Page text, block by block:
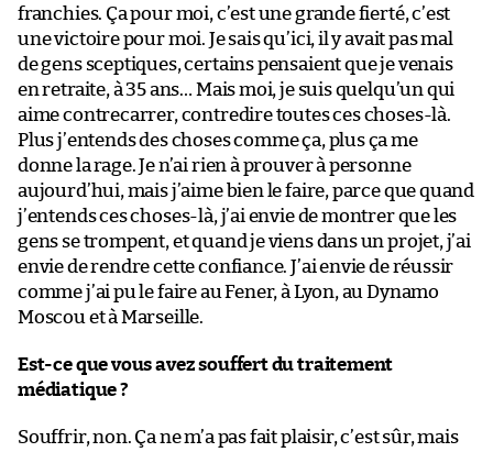
franchies. Ça pour moi, c’est une grande fierté, c’est
une victoire pour moi. Je sais qu’ici, il y avait pas mal
de gens sceptiques, certains pensaient que je venais
en retraite, à 35 ans… Mais moi, je suis quelqu’un qui
aime contrecarrer, contredire toutes ces choses-là.
Plus j’entends des choses comme ça, plus ça me
donne la rage. Je n’ai rien à prouver à personne
aujourd’hui, mais j’aime bien le faire, parce que quand
j’entends ces choses-là, j’ai envie de montrer que les
gens se trompent, et quand je viens dans un projet, j’ai
envie de rendre cette confiance. J’ai envie de réussir
comme j’ai pu le faire au Fener, à Lyon, au Dynamo
Moscou et à Marseille.
Est-ce que vous avez souffert du traitement
médiatique ?
Souffrir, non. Ça ne m’a pas fait plaisir, c’est sûr, mais